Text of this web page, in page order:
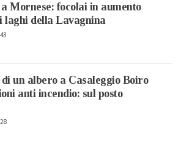
Mornese: focolai in aumento
laghi della Lavagnina
un albero a Casaleggio Boiro
anti incendio: sul posto